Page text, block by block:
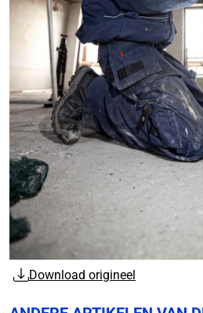
Download origineel